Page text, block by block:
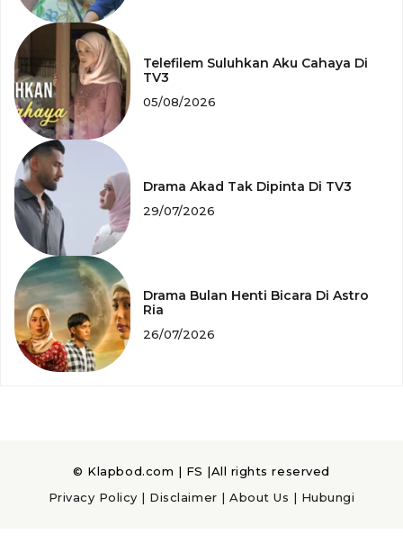
Telefilem Suluhkan Aku Cahaya Di
TV3
05/08/2026
Drama Akad Tak Dipinta Di TV3
29/07/2026
Drama Bulan Henti Bicara Di Astro
Ria
26/07/2026
© Klapbod.com | FS |All rights reserved
Privacy Policy | Disclaimer |About Us | Hubungi